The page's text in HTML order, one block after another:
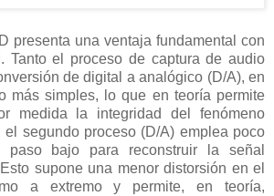
presenta una ventaja fundamental con
Tanto el proceso de captura de audio
de digital a analógico (D/A), en
más simples, lo que en teoría permite
medida la integridad del fenómeno
el segundo proceso (D/A) emplea poco
bajo para reconstruir la señal
supone una menor distorsión en el
a extremo y permite, en teoría,